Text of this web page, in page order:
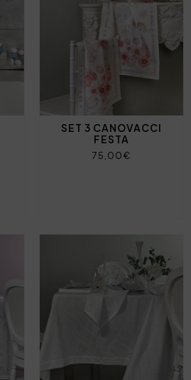
SET 3 CANOVACCI
FESTA
75,00€